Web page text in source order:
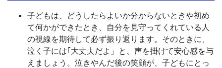
子どもは、どうしたらよいか分からないときや初め
て何かができたとき、自分を見守ってくれている人
の視線を期待して必ず振り返ります。そのときに、
泣く子には｢大丈夫だよ」と、声を掛けて安心感を与
えましょう。泣きやんだ後の笑顔が、子どもにとっ